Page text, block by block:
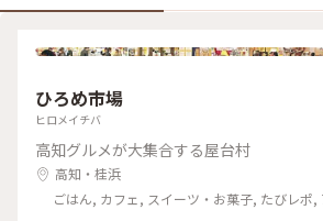
ひろめ市場
ヒロメイチバ
高知グルメが大集合する屋台村
高知・桂浜
ごはん, カフェ, スイーツ・お菓子, たびレポ,